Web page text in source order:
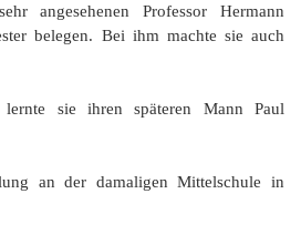
angesehenen Professor Hermann
belegen. Bei ihm machte sie auch
lernte sie ihren späteren Mann Paul
an der damaligen Mittelschule in